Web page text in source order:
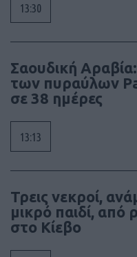
13:30
Σαουδική
των πυραύλων
σε 38 ημέρες
13:13
Τρεις νεκροί,
μικρό παιδί, από
στο Κίεβο